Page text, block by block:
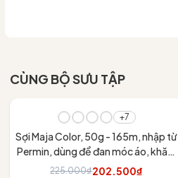
CÙNG BỘ SƯU TẬP
+7
Sợi Maja Color, 50g - 165m, nhập từ
Permin, dùng để đan móc áo, khăn,
váy
225.000₫202.500₫